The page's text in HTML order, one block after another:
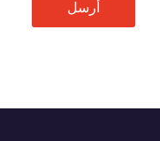
أرسل